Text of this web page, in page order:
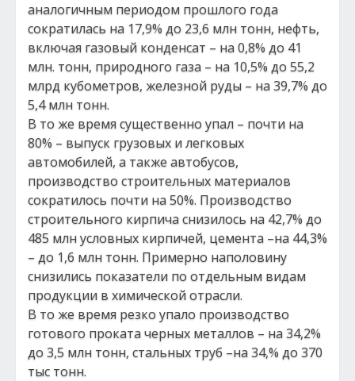
аналогичным периодом прошлого года
сократилась на 17,9% до 23,6 млн тонн, нефть,
включая газовый конденсат – на 0,8% до 41
млн. тонн, природного газа – на 10,5% до 55,2
млрд кубометров, железной руды – на 39,7% до
5,4 млн тонн.
В то же время существенно упал – почти на
80% – выпуск грузовых и легковых
автомобилей, а также автобусов,
производство строительных материалов
сократилось почти на 50%. Производство
строительного кирпича снизилось на 42,7% до
485 млн условных кирпичей, цемента –на 44,3%
– до 1,6 млн тонн. Примерно наполовину
снизились показатели по отдельным видам
продукции в химической отрасли.
В то же время резко упало производство
готового проката черных металлов – на 34,2%
до 3,5 млн тонн, стальных труб –на 34,% до 370
тыс тонн.